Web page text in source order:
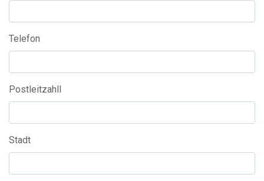
Telefon
Postleitzahll
Stadt